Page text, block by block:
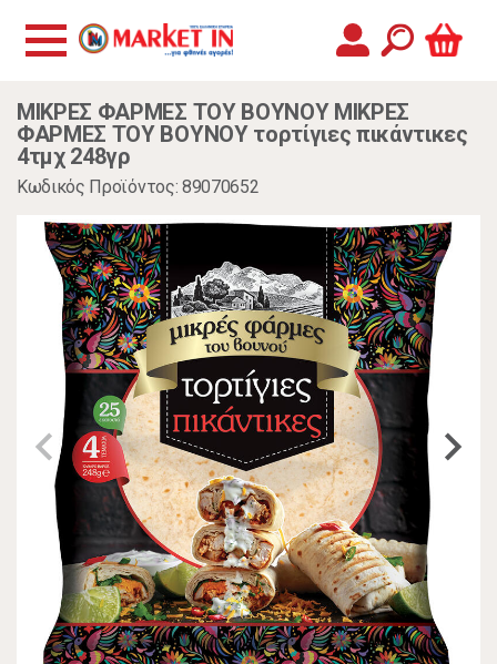
ΜΙΚΡΕΣ ΦΑΡΜΕΣ ΤΟΥ ΒΟΥΝΟΥ ΜΙΚΡΕΣ
ΦΑΡΜΕΣ ΤΟΥ ΒΟΥΝΟΥ τορτίγιες πικάντικες
4τμχ 248γρ
Κωδικός Προϊόντος: 89070652